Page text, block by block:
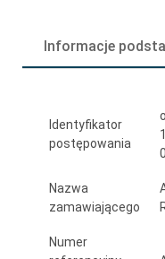
Wielkopolski
Wschodniej
Informacje
Identyfikator
postępowania
Nazwa
zamawiającego
Numer